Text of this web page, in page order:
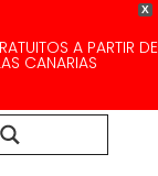
X
A PARTIR DE
CANARIAS